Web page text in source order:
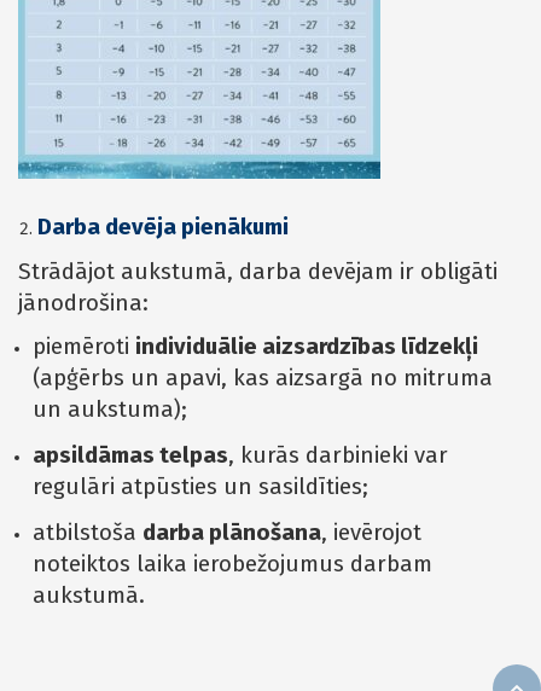
Darba devēja pienākumi
Strādājot aukstumā, darba devējam ir obligāti
jānodrošina:
piemēroti individuālie aizsardzības līdzekļi
(apģērbs un apavi, kas aizsargā no mitruma
un aukstuma);
apsildāmas telpas, kurās darbinieki var
regulāri atpūsties un sasildīties;
atbilstoša darba plānošana, ievērojot
noteiktos laika ierobežojumus darbam
aukstumā.